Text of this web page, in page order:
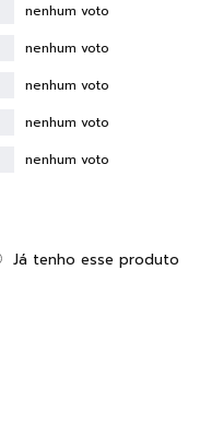
nenhum voto
nenhum voto
nenhum voto
nenhum voto
nenhum voto
Já tenho esse produto